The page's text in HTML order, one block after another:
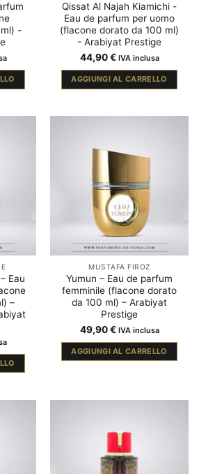
-
Qissat Al Najah Kiamichi -
Eau de parfum per uomo
(flacone dorato da 100 ml)
- Arabiyat Prestige
44,90€ IVA inclusa
AGGIUNGI AL CARRELLO
Eau
–
MUSTAFA FIROZ
Yumun – Eau de parfum
femminile (flacone dorato
da 100 ml) – Arabiyat
Prestige
49,90€ IVA inclusa
AGGIUNGI AL CARRELLO